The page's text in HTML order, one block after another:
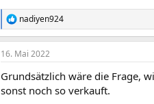
R
e
a
k
i
o
nadiyen924
16. Mai 2022
Grundsätzlich wäre die Frage,
sonst noch so verkauft.